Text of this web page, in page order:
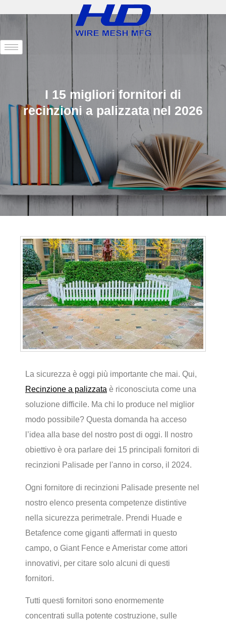
I 15 migliori fornitori di
recinzioni a palizzata nel 2026
La sicurezza è oggi più importante che mai. Qui,
Recinzione a palizzata è riconosciuta come una
soluzione difficile. Ma chi lo produce nel miglior
modo possibile? Questa domanda ha acceso
l’idea alla base del nostro post di oggi. Il nostro
obiettivo è ora parlare dei 15 principali fornitori di
recinzioni Palisade per l'anno in corso, il 2024.
Ogni fornitore di recinzioni Palisade presente nel
nostro elenco presenta competenze distintive
nella sicurezza perimetrale. Prendi Huade e
Betafence come giganti affermati in questo
campo, o Giant Fence e Ameristar come attori
innovativi, per citare solo alcuni di questi
fornitori.
Tutti questi fornitori sono enormemente
concentrati sulla potente costruzione, sulle